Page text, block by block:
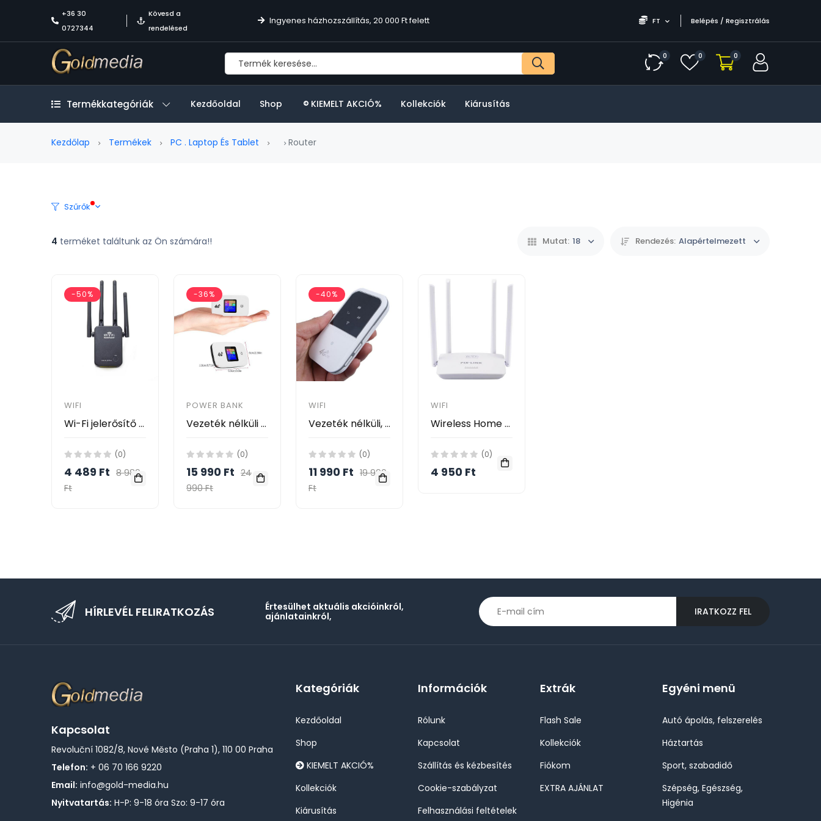
+36 30
0727344
Kövesd a
rendelésed
Ingyenes házhozszállítás, 20 000 Ft felett FT Belépés / Regisztrálás
0 0 0
Termékkategóriák Kezdőoldal Shop KIEMELT AKCIÓ% Kollekciók Kiárusítás
Kezdőlap Termékek PC . Laptop És Tablet Router
Szűrők
4 terméket találtunk az Ön számára!! Mutat: 18 Rendezés: Alapértelmezett
-50%
WIFI
Wi-Fi jelerősítő / Router / 3 az 1-ben vezeték nélküli hozzáférési pont
(0)
4 489 Ft 8 989
Ft
-36%
POWER BANK
Vezeték nélküli 4G Router – 2400 mAh akkumulátorral / SIM kártyával működtethető
(0)
15 990 Ft 24
990 Ft
-40%
WIFI
Vezeték nélküli, hordozható mini Router – SIM kártyás mobilinternet csatlakozással - 3G, 4G, LTE
(0)
11 990 Ft 19 990
Ft
WIFI
Wireless Home Router WIFI Repeater Boost Extender Network 802.11 b/g/n 5 Port RJ45 300Mbps White 4 Antennas
(0)
4 950 Ft
HÍRLEVÉL FELIRATKOZÁS
Értesülhet aktuális akcióinkról,
ajánlatainkról,
IRATKOZZ FEL
Kapcsolat
Revoluční 1082/8, Nové Město (Praha 1), 110 00 Praha
Telefon: + 06 70 166 9220
Email: info@gold-media.hu
Nyitvatartás: H-P: 9-18 óra Szo: 9-17 óra
Kategóriák
Kezdőoldal
Shop
KIEMELT AKCIÓ%
Kollekciók
Kiárusítás
Információk
Rólunk
Kapcsolat
Szállítás és kézbesítés
Cookie-szabályzat
Felhasználási feltételek
Extrák
Flash Sale
Kollekciók
Fiókom
EXTRA AJÁNLAT
Egyéni menü
Autó ápolás, felszerelés
Háztartás
Sport, szabadidő
Szépség, Egészség,
Higénia